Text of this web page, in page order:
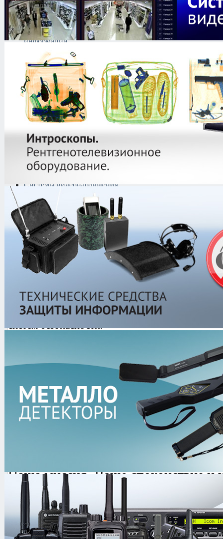
Антитеррористическое
оборудование
Поиск и выявление
каналов утечки
информации
Технические средства
защиты информации
Тепловизоры
Криминалистическая
техника
Поисково-досмотровое
оборудование
Средства
документирования и
Металлодетекторы
Полиграфы
Противокражные системы
Рации и Аксессуары
Переговорные устройства
Системы видеонаблюдения
оборудование
Контроль доступа
О компании
О компании
Мы за Вас отслеживаем все мировые
самые современные технологии и решения в
Мы разработали для Вас
недорогие решения! Компания
производителями. Всё
сертифицировано.
Главная задача компании -
законченное профессиональное
максимальный уровень
Наша миссия- Ваше спокойствие и
сохранности жизни и имущества.
Основной сферой деятельности
поставка: